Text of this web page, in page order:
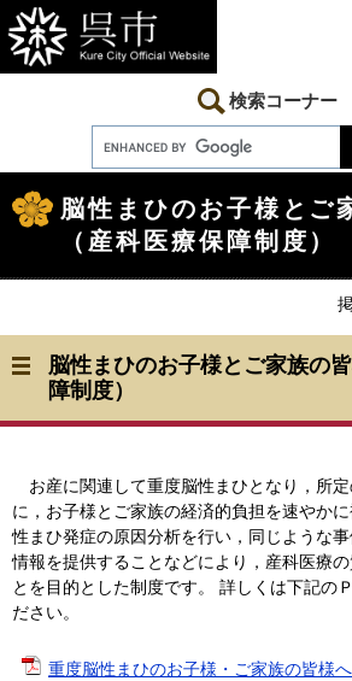
ー
ジ
の
ニ
ュ
ー
本
検索コーナー
文
脳性まひのお子様とご
（産科医療保障制度）
脳性まひのお子様とご家族の
障制度）
お産に関連して重度脳性まひとなり，所
に，お子様とご家族の経済的負担を速やか
性まひ発症の原因分析を行い，同じような
情報を提供することなどにより，産科医療
とを目的とした制度です。 詳しくは下記の
ださい。
重度脳性まひのお子様・ご家族の皆様